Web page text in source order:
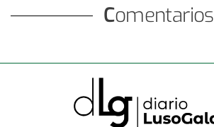
Comentarios